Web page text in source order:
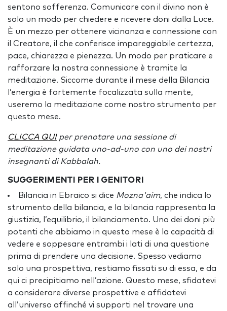
sentono sofferenza. Comunicare con il divino non è
solo un modo per chiedere e ricevere doni dalla Luce.
È un mezzo per ottenere vicinanza e connessione con
il Creatore, il che conferisce impareggiabile certezza,
pace, chiarezza e pienezza. Un modo per praticare e
rafforzare la nostra connessione è tramite la
meditazione. Siccome durante il mese della Bilancia
l’energia è fortemente focalizzata sulla mente,
useremo la meditazione come nostro strumento per
questo mese.
CLICCA QUIper prenotare una sessione di
meditazione guidata uno-ad-uno con uno dei nostri
insegnanti di Kabbalah.
SUGGERIMENTI PER I GENITORI
Bilancia in Ebraico si dice Mozna'aim, che indica lo
strumento della bilancia, e la bilancia rappresenta la
giustizia, l’equilibrio, il bilanciamento. Uno dei doni più
potenti che abbiamo in questo mese è la capacità di
vedere e soppesare entrambi i lati di una questione
prima di prendere una decisione. Spesso vediamo
solo una prospettiva, restiamo fissati su di essa, e da
qui ci precipitiamo nell’azione. Questo mese, sfidatevi
a considerare diverse prospettive e affidatevi
all’universo affinché vi supporti nel trovare una